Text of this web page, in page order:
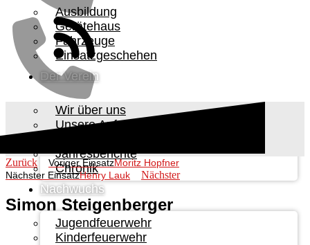
Ausbildung
Gerätehaus
Fahrzeuge
Einsatzgeschehen
Der Verein
Wir über uns
Unsere Aufgabe
Jahresberichte
Chronik
Nachwuchs
Jugendfeuerwehr
Kinderfeuerwehr
Zurück Voriger EinsatzMoritz Hopfner
Nächster EinsatzHenry Lauk Nächster
Simon Steigenberger